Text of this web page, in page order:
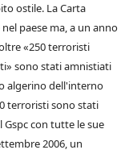
ostile. La Carta
paese ma, a un anno
«250 terroristi
sono stati amnistiati
algerino dell'interno
terroristi sono stati
Gspc con tutte le sue
2006, un